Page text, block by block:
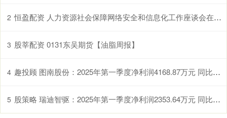
2 恒盈配资 人力资源社会保障网络安全和信息化工作座谈会在长沙召开
3 股莘配资 0131东吴期货【油脂周报】
4 趣投顾 图南股份：2025年第一季度净利润4168.87万元 同比暴跌54.09%
5 股策略 瑞迪智驱：2025年第一季度净利润2353.64万元 同比下降4.68%